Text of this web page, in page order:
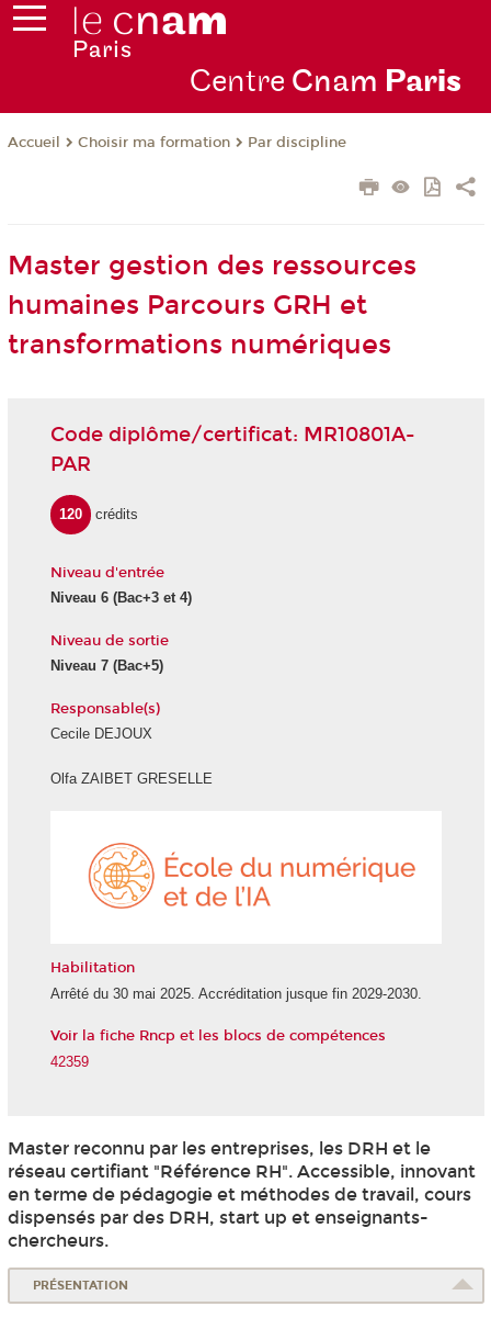
Centre Cnam Paris
Accueil Choisir ma formation Par discipline
Master gestion des ressources
humaines Parcours GRH et
transformations numériques
Code diplôme/certificat: MR10801A-
PAR
120 crédits
Niveau d'entrée
Niveau 6(Bac+3 et 4)
Niveau de sortie
Niveau 7(Bac+5)
Responsable(s)
Cecile DEJOUX
Olfa ZAIBET GRESELLE
Habilitation
Arrêté du 30 mai 2025. Accréditation jusque fin 2029-2030.
Voir la fiche Rncp et les blocs de compétences
42359
Master reconnu par les entreprises, les DRH et le
réseau certifiant "Référence RH". Accessible, innovant
en terme de pédagogie et méthodes de travail, cours
dispensés par des DRH, start up et enseignants-
chercheurs.
PRÉSENTATION